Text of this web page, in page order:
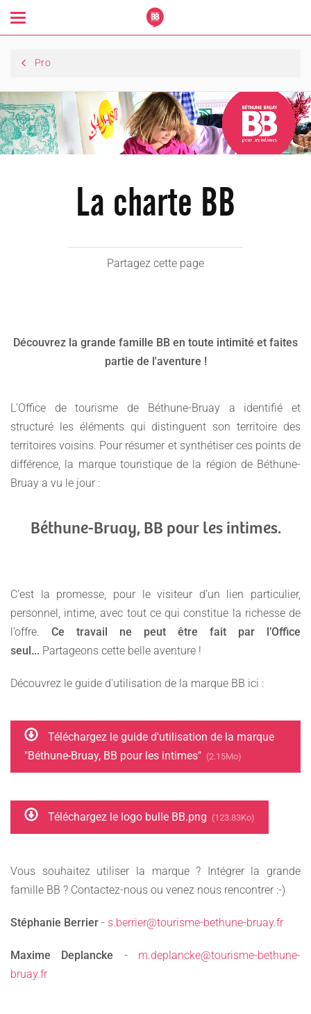
Toggle
navigation
Pro
La charte BB
Partagez cette page
Découvrez la grande famille BB en toute intimité et faites
partie de l'aventure !
L’Office de tourisme de Béthune-Bruay a identifié et
structuré les éléments qui distinguent son territoire des
territoires voisins. Pour résumer et synthétiser ces points de
différence, la marque touristique de la région de Béthune-
Bruay a vu le jour :
Béthune-Bruay, BB pour les intimes.
C’est la promesse, pour le visiteur d’un lien particulier,
personnel, intime, avec tout ce qui constitue la richesse de
l’offre. Ce travail ne peut être fait par l’Office
seul... Partageons cette belle aventure !
Découvrez le guide d'utilisation de la marque BB ici :
Téléchargez le guide d'utilisation de la marque
"Béthune-Bruay, BB pour les intimes" (2.15Mo)
Téléchargez le logo bulle BB.png (123.83Ko)
Vous souhaitez utiliser la marque ? Intégrer la grande
famille BB ? Contactez-nous ou venez nous rencontrer :-)
Stéphanie Berrier - s.berrier@tourisme-bethune-bruay.fr
Maxime Deplancke - m.deplancke@tourisme-bethune-
bruay.fr